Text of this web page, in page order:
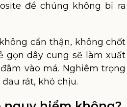
để chúng không bị ra
cẩn thận, không chốt
gọn dây cung sẽ làm xuất
vào má. Nghiêm trọng
rát, khó chịu.